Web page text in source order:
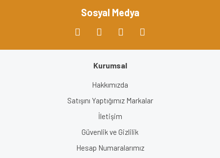
Sosyal Medya
Kurumsal
Hakkımızda
Satışını Yaptığımız Markalar
İletişim
Güvenlik ve Gizlilik
Hesap Numaralarımız